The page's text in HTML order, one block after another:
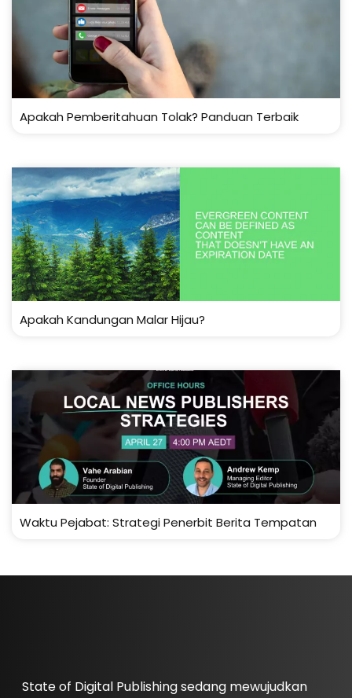
Apakah Pemberitahuan Tolak? Panduan Terbaik
Apakah Kandungan Malar Hijau?
Waktu Pejabat: Strategi Penerbit Berita Tempatan
State of Digital Publishing sedang mewujudkan